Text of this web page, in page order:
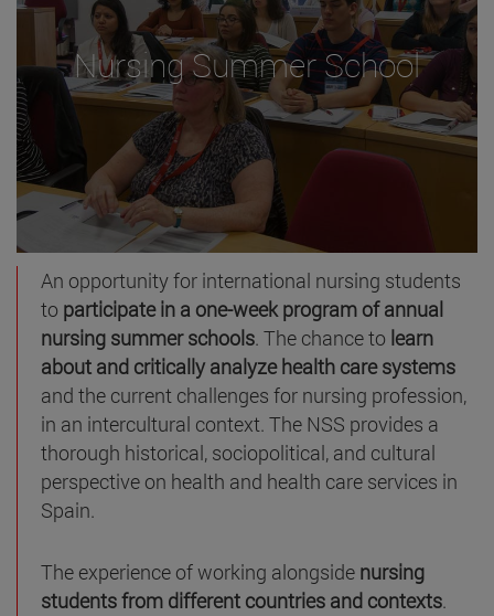
Nursing Summer School
An opportunity for international nursing students
to participate in a one-week program of annual
nursing summer schools. The chance to learn
about and critically analyze health care systems
and the current challenges for nursing profession,
in an intercultural context. The NSS provides a
thorough historical, sociopolitical, and cultural
perspective on health and health care services in
Spain.
The experience of working alongside nursing
students from different countries and contexts.